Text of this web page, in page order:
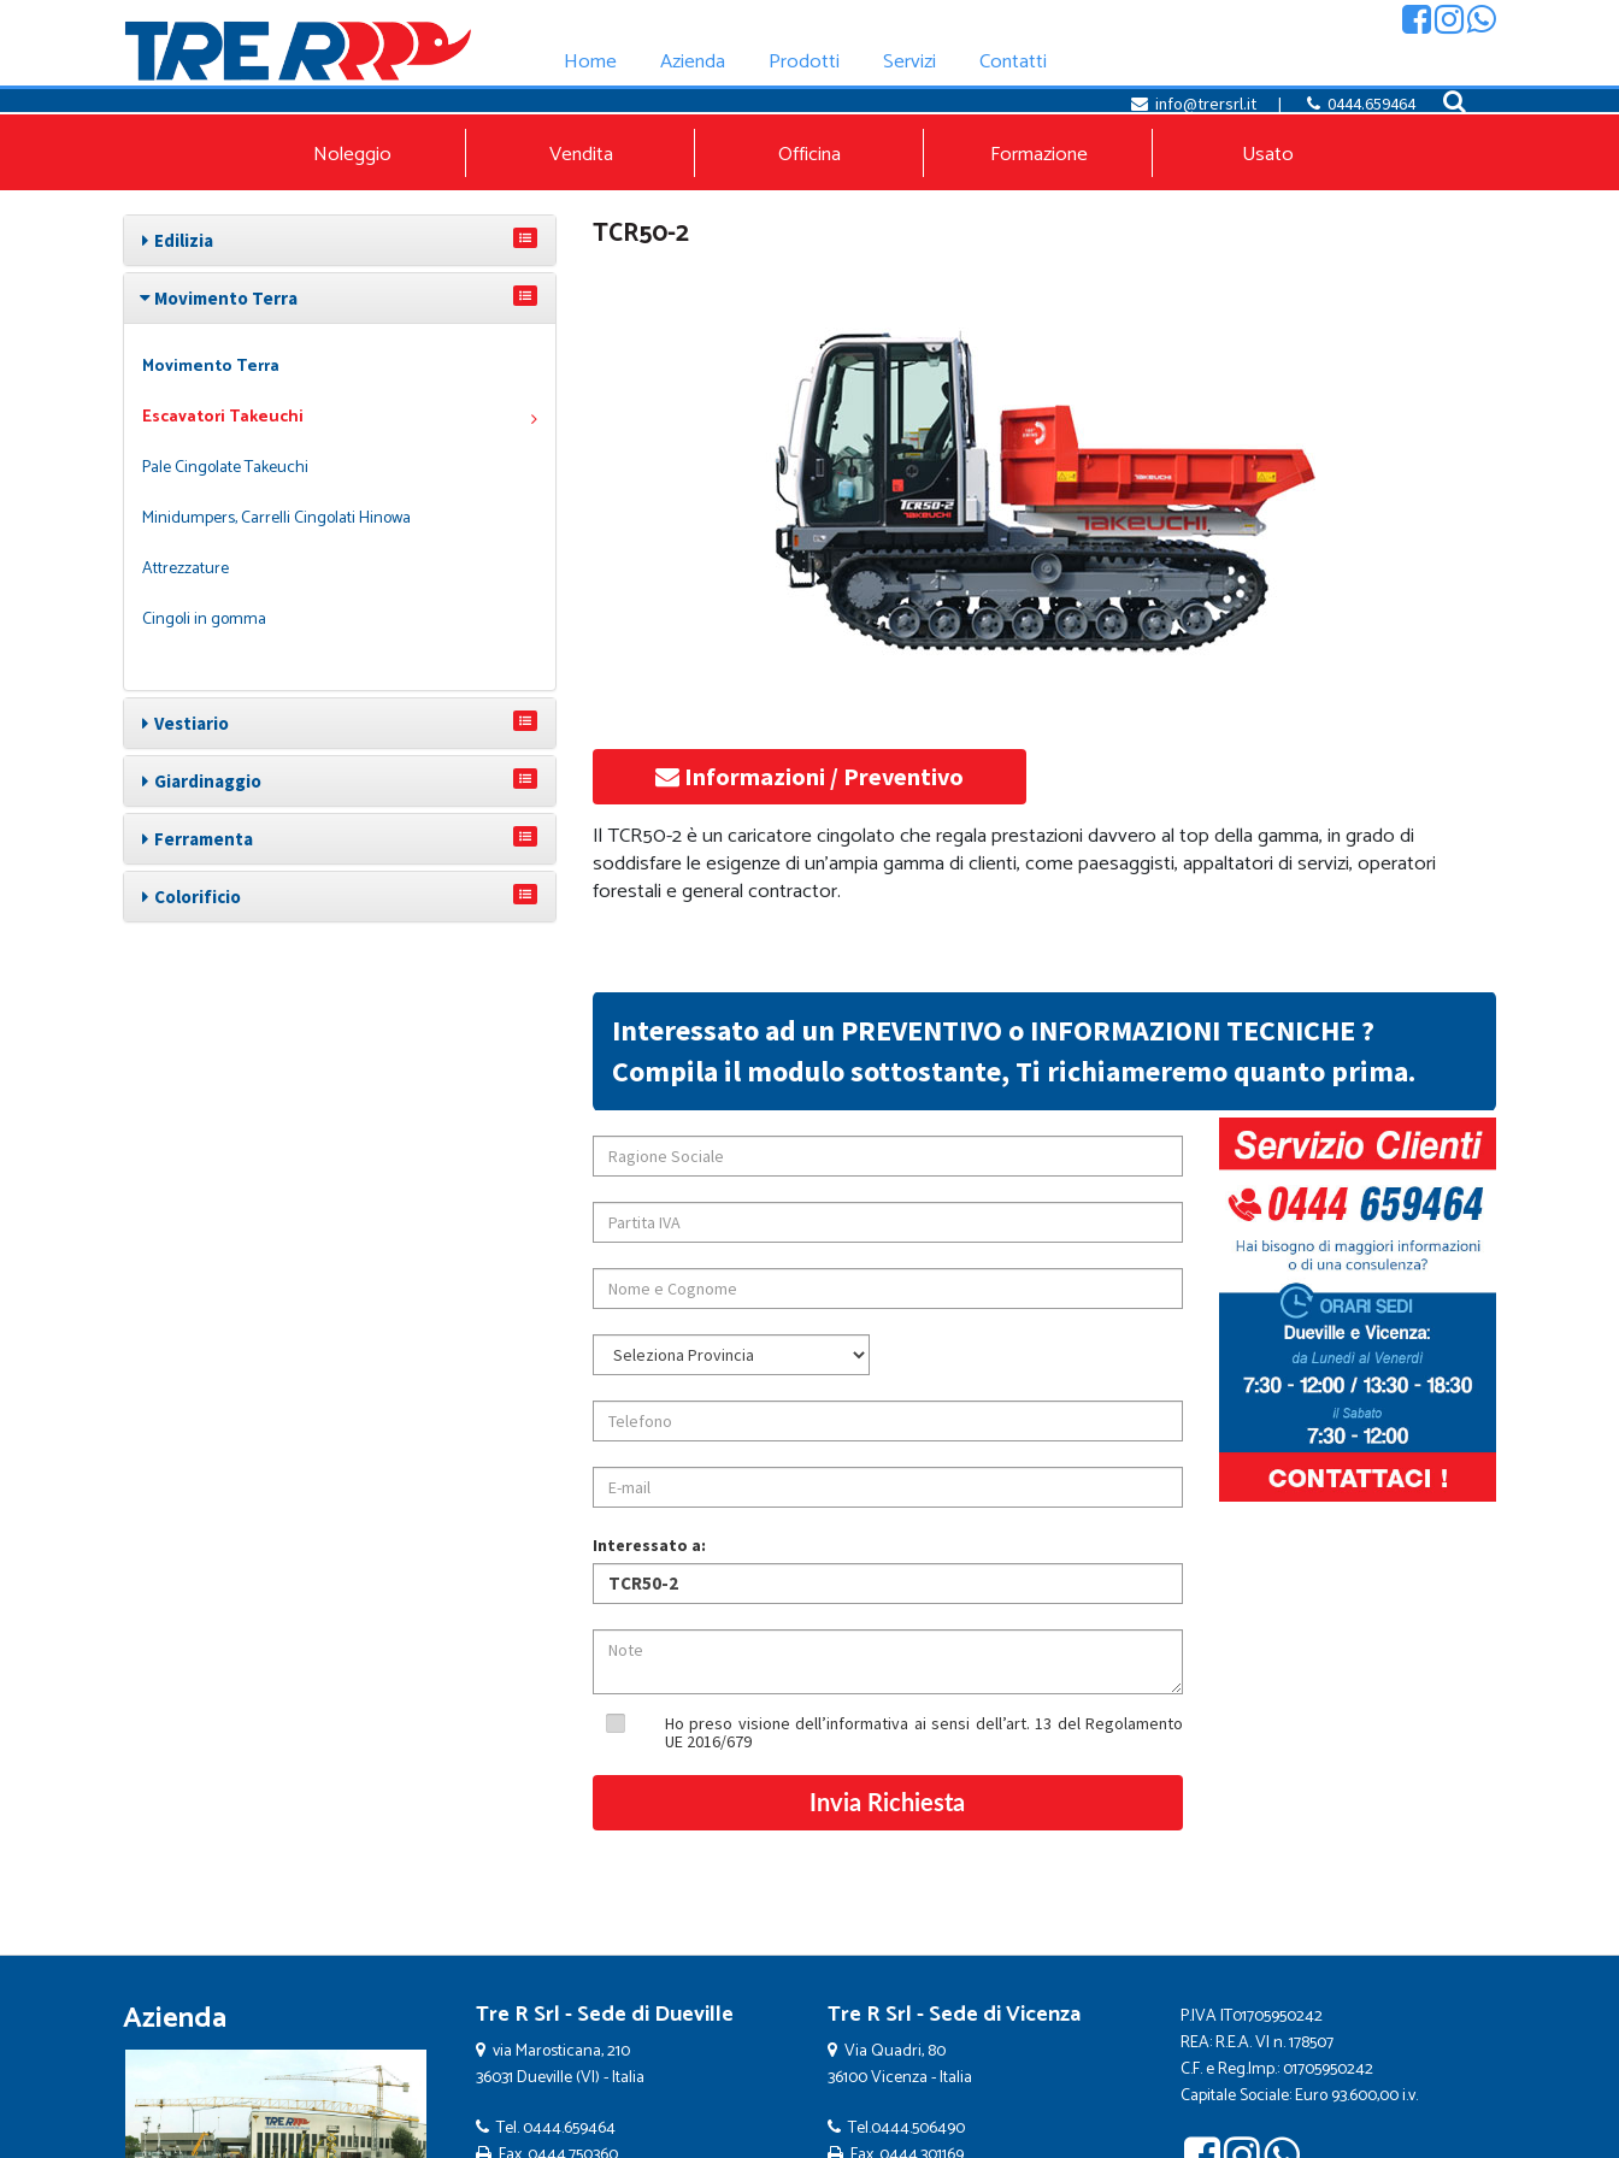
info@trersrl.it | 0444.659464
Home Azienda Prodotti Servizi Contatti
Noleggio Vendita Officina Formazione Usato
TCR50-2
Informazioni / Preventivo
Il TCR50-2 è un caricatore cingolato che regala prestazioni davvero al top della gamma, in grado di
soddisfare le esigenze di un’ampia gamma di clienti, come paesaggisti, appaltatori di servizi, operatori
forestali e general contractor.
Interessato ad un PREVENTIVO o INFORMAZIONI TECNICHE ?
Compila il modulo sottostante, Ti richiameremo quanto prima.
Interessato a:
Ho preso visione dell’informativa ai sensi dell’art. 13 del Regolamento
UE 2016/679
Edilizia
Movimento Terra
Movimento Terra
Escavatori Takeuchi
Pale Cingolate Takeuchi
Minidumpers, Carrelli Cingolati Hinowa
Attrezzature
Cingoli in gomma
Vestiario
Giardinaggio
Ferramenta
Colorificio
Azienda Tre R Srl - Sede di Dueville
via Marosticana, 210
36031 Dueville (VI) - Italia
Tel.0444.659464
Tre R Srl - Sede di Vicenza
Via Quadri, 80
36100 Vicenza - Italia
Tel.0444.506490
P.IVA IT01705950242
REA: R.E.A. VI n. 178507
C.F. e Reg.Imp.: 01705950242
Capitale Sociale: Euro 93.600,00 i.v.